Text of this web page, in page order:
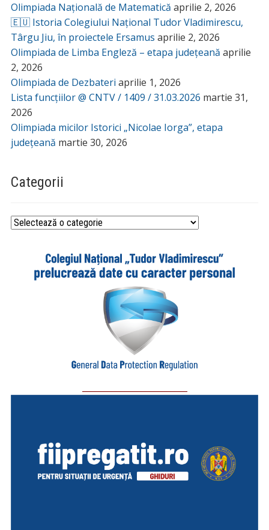
Olimpiada Națională de Matematică aprilie 2, 2026
🇪🇺 Istoria Colegiului Național Tudor Vladimirescu,
Târgu Jiu, în proiectele Ersamus aprilie 2, 2026
Olimpiada de Limba Engleză – etapa județeană aprilie
2, 2026
Olimpiada de Dezbateri aprilie 1, 2026
Lista funcțiilor @ CNTV / 1409 / 31.03.2026 martie 31,
2026
Olimpiada micilor Istorici „Nicolae Iorga”, etapa
județeană martie 30, 2026
Categorii
Categorii